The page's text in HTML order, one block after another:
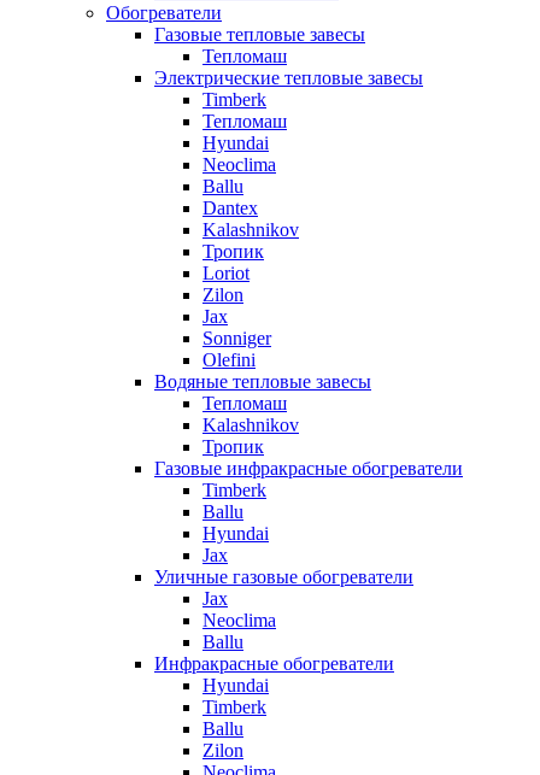
Обогреватели
Газовые тепловые завесы
Тепломаш
Электрические тепловые завесы
Timberk
Тепломаш
Hyundai
Neoclima
Ballu
Dantex
Kalashnikov
Тропик
Loriot
Zilon
Jax
Sonniger
Olefini
Водяные тепловые завесы
Тепломаш
Kalashnikov
Тропик
Газовые инфракрасные обогреватели
Timberk
Ballu
Hyundai
Jax
Уличные газовые обогреватели
Jax
Neoclima
Ballu
Инфракрасные обогреватели
Hyundai
Timberk
Ballu
Zilon